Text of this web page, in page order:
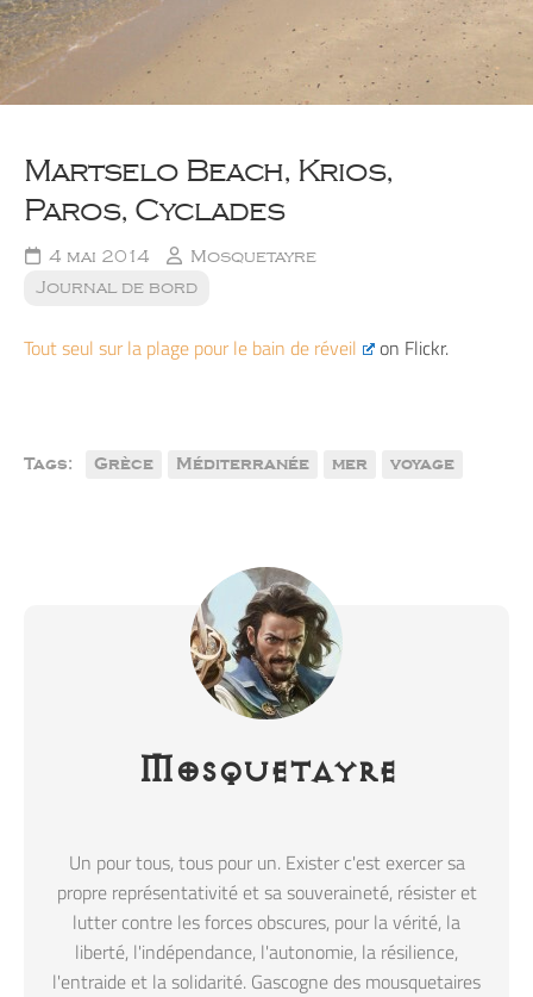
Martselo Beach, Krios,
Paros, Cyclades
4 mai 2014
Mosquetayre
Journal de bord
Tout seul sur la plage pour le bain de réveil on Flickr.
Tags: Grèce Méditerranée mer voyage
Mosquetayre
Un pour tous, tous pour un. Exister c'est exercer sa
propre représentativité et sa souveraineté, résister et
lutter contre les forces obscures, pour la vérité, la
liberté, l'indépendance, l'autonomie, la résilience,
l'entraide et la solidarité. Gascogne des mousquetaires